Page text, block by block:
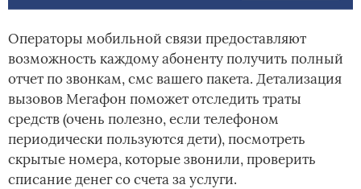
Операторы мобильной связи предоставляют
возможность каждому абоненту получить полный
отчет по звонкам, смс вашего пакета. Детализация
вызовов Мегафон поможет отследить траты
средств (очень полезно, если телефоном
периодически пользуются дети), посмотреть
скрытые номера, которые звонили, проверить
списание денег со счета за услуги.